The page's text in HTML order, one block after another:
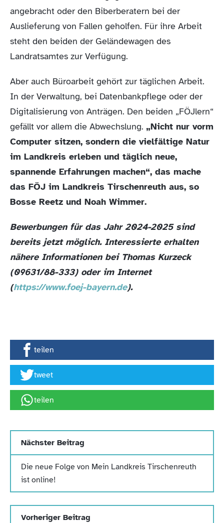
angebracht oder den Biberberatern bei der
Auslieferung von Fallen geholfen. Für ihre Arbeit
steht den beiden der Geländewagen des
Landratsamtes zur Verfügung.
Aber auch Büroarbeit gehört zur täglichen Arbeit.
In der Verwaltung, bei Datenbankpflege oder der
Digitalisierung von Anträgen. Den beiden „FÖJlern“
gefällt vor allem die Abwechslung. „Nicht nur vorm
Computer sitzen, sondern die vielfältige Natur
im Landkreis erleben und täglich neue,
spannende Erfahrungen machen“, das mache
das FÖJ im Landkreis Tirschenreuth aus, so
Bosse Reetz und Noah Wimmer.
Bewerbungen für das Jahr 2024-2025 sind
bereits jetzt möglich. Interessierte erhalten
nähere Informationen bei Thomas Kurzeck
(09631/88-333) oder im Internet
(https://www.foej-bayern.de).
teilen
tweet
teilen
Nächster Beitrag
Die neue Folge von Mein Landkreis Tirschenreuth
ist online!
Vorheriger Beitrag